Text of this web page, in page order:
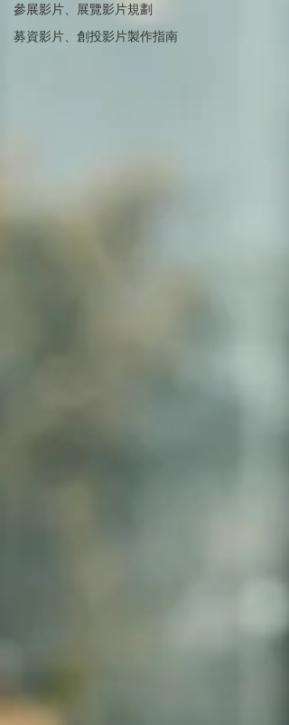
參展影片、展覽影片規劃
募資影片、創投影片製作指南